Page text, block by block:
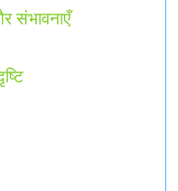
संभावनाएँ